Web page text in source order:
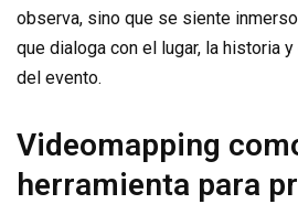
observa, sino que se siente
que dialoga con el lugar, la historia
del evento.
Videomapping
herramienta para